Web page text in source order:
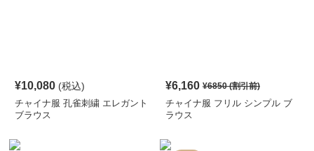
¥10,080 (税込)
チャイナ服 孔雀刺繍 エレガント
ブラウス
¥6,160 ¥6850(割引前)
チャイナ服 フリル シンプル ブ
ラウス